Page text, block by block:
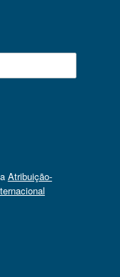
Atribuição-